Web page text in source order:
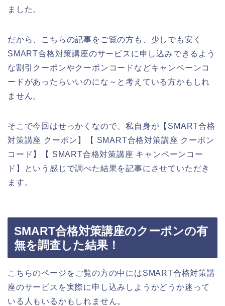
ました。
だから、こちらの記事をご覧の方も、少しでも安く
SMART合格対策講座のサービスに申し込みできるよう
な割引クーポンやクーポンコードなどキャンペーンコ
ードがあったらいいのにな～と考えている方かもしれ
ません。
そこで今回はせっかくなので、私自身が【SMART合格
対策講座 クーポン】【 SMART合格対策講座 クーポン
コード】【 SMART合格対策講座 キャンペーンコー
ド】という感じで調べた結果を記事にさせていただき
ます。
SMART合格対策講座のクーポンの有
無を調査した結果！
こちらのページをご覧の方の中にはSMART合格対策講
座のサービスを実際に申し込みしようかどうか迷って
いる人もいるかもしれません。